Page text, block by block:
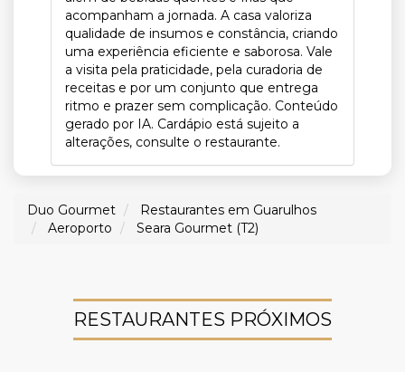
acompanham a jornada. A casa valoriza
qualidade de insumos e constância, criando
uma experiência eficiente e saborosa. Vale
a visita pela praticidade, pela curadoria de
receitas e por um conjunto que entrega
ritmo e prazer sem complicação. Conteúdo
gerado por IA. Cardápio está sujeito a
alterações, consulte o restaurante.
Duo Gourmet
Restaurantes em Guarulhos
Aeroporto
Seara Gourmet (T2)
RESTAURANTES PRÓXIMOS